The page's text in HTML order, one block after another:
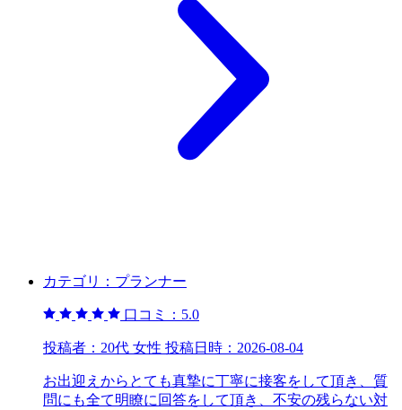
カテゴリ： プランナー
口コミ： 5.0
投稿者： 20代 女性 投稿日時： 2026-08-04
お出迎えからとても真摯に丁寧に接客をして頂き、質
問にも全て明瞭に回答をして頂き、不安の残らない対